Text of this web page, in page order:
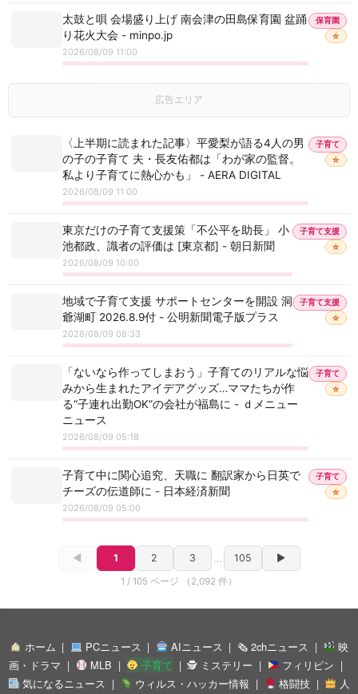
太鼓と唄 会場盛り上げ 南会津の田島保育園 盆踊
り花火大会 - minpo.jp
2026/08/09 11:00
保育園
☆
広告エリア
〈上半期に読まれた記事〉平愛梨が語る4人の男
の子の子育て 夫・長友佑都は「わが家の監督。
私より子育てに熱心かも」 - AERA DIGITAL
2026/08/09 11:00
子育て
☆
東京だけの子育て支援策「不公平を助長」 小
池都政、識者の評価は [東京都] - 朝日新聞
2026/08/09 10:00
子育て支援
☆
地域で子育て支援 サポートセンターを開設 洞
爺湖町 2026.8.9付 - 公明新聞電子版プラス
2026/08/09 08:33
子育て支援
☆
「ないなら作ってしまおう」子育てのリアルな悩
みから生まれたアイデアグッズ…ママたちが作
る“子連れ出勤OK”の会社が福島に - ｄメニュー
ニュース
2026/08/09 05:18
子育て
☆
子育て中に関心追究、天職に 翻訳家から日英で
チーズの伝道師に - 日本経済新聞
2026/08/09 05:00
子育て
☆
◀ 1 2 3 … 105 ▶
1 / 105 ページ （2,092 件）
ホーム PCニュース AIニュース 🗞 2chニュース
映
画・ドラマ
MLB 子育て 🕵 ミステリー
フィリピン
気になるニュース
ウィルス・ハッカー情報 格闘技
人